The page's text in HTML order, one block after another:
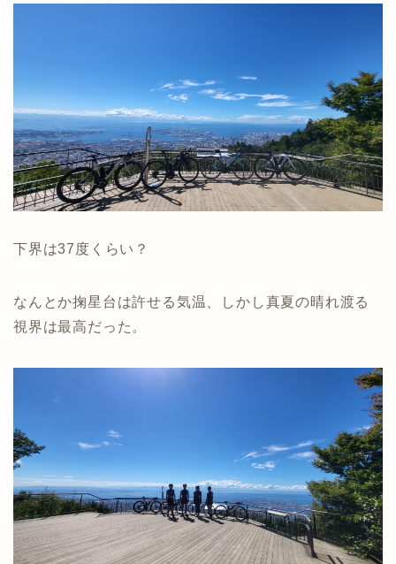
下界は37度くらい？
なんとか掬星台は許せる気温、しかし真夏の晴れ渡る
視界は最高だった。